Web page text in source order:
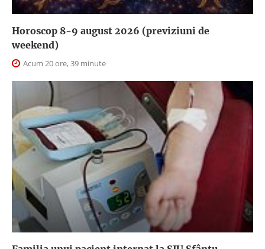
Horoscop 8-9 august 2026 (previziuni de
weekend)
Acum 20 ore, 39 minute